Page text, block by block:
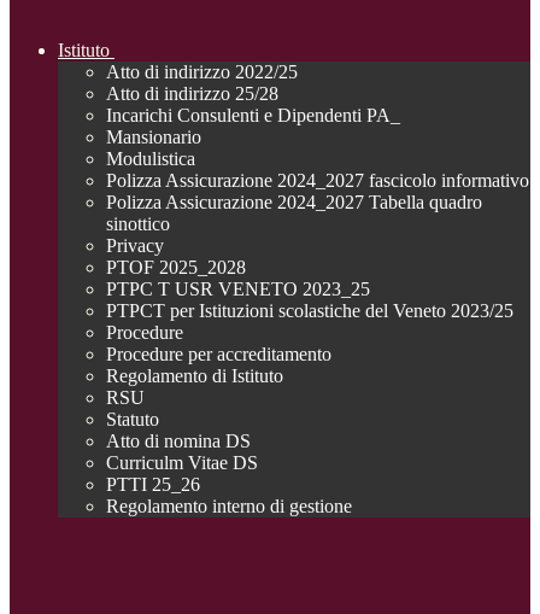
Istituto
Atto di indirizzo 2022/25
Atto di indirizzo 25/28
Incarichi Consulenti e Dipendenti PA_
Mansionario
Modulistica
Polizza Assicurazione 2024_2027 fascicolo informativo
Polizza Assicurazione 2024_2027 Tabella quadro
sinottico
Privacy
PTOF 2025_2028
PTPC T USR VENETO 2023_25
PTPCT per Istituzioni scolastiche del Veneto 2023/25
Procedure
Procedure per accreditamento
Regolamento di Istituto
RSU
Statuto
Atto di nomina DS
Curriculm Vitae DS
PTTI 25_26
Regolamento interno di gestione